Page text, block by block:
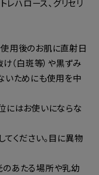
用後のお肌に直射日
け（白斑等）や黒ずみ
いためにも使用を中
にはお使いにならな
ください。目に異物
あたる場所や乳幼